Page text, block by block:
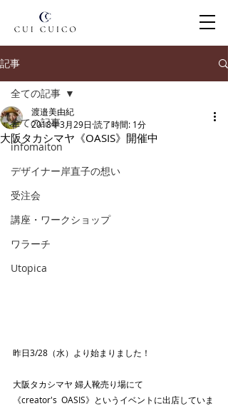
記事
全ての記事
infomaiton
デザイナー岸直子の想い
受注会
講座・ワークショップ
ワラーチ
Utopica
全ての記事
大阪タカシマヤ《OASIS》開催中
渡邉美由紀
2018年3月29日 読了時間: 1分
昨日3/28（水）より始まりました！
大阪タカシマヤ 婦人靴売り場にて
《creator's  OASIS》というイベントに出店していま